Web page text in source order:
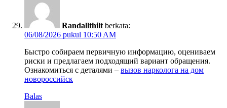
Randallthilt berkata:
06/08/2026 pukul 10:50 AM
Быстро собираем первичную информацию, оцениваем
риски и предлагаем подходящий вариант обращения.
Ознакомиться с деталями – вызов нарколога на дом
новороссийск
Balas